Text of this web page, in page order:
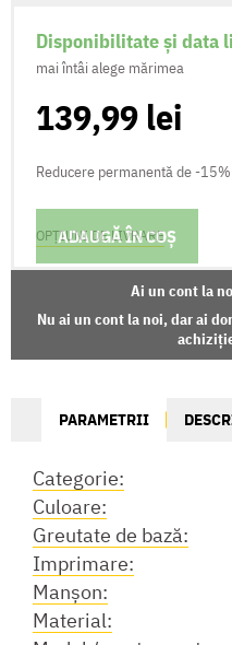
Disponibilitate și data
mai întâi alege mărimea
139,99 lei
Reducere permanentă de -
ADAUGĂ ÎN COȘ
OPȚIUNI DE LIVRARE
Ai un cont la
Nu ai un cont la noi, dar ai
PARAMETRII
Categorie:
Culoare:
Greutate de bază:
Imprimare:
Manşon:
Material: